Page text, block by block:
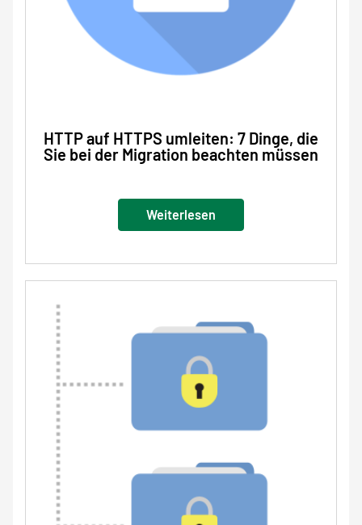
HTTP auf HTTPS umleiten: 7 Dinge, die
Sie bei der Migration beachten müssen
Weiterlesen